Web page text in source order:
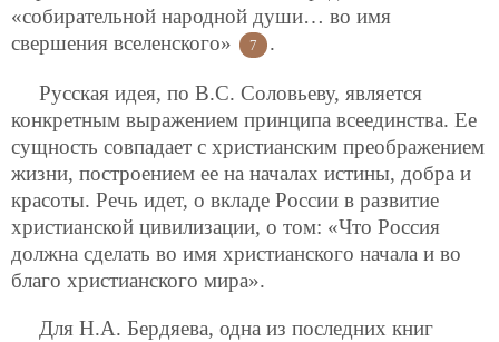
«собирательной народной души… во имя
свершения вселенского»
7 .
Русская идея, по В.С. Соловьеву, является
конкретным выражением принципа всеединства. Ее
сущность совпадает с христианским преображением
жизни, построением ее на началах истины, добра и
красоты. Речь идет, о вкладе России в развитие
христианской цивилизации, о том: «Что Россия
должна сделать во имя христианского начала и во
благо христианского мира».
Для Н.А. Бердяева, одна из последних книг